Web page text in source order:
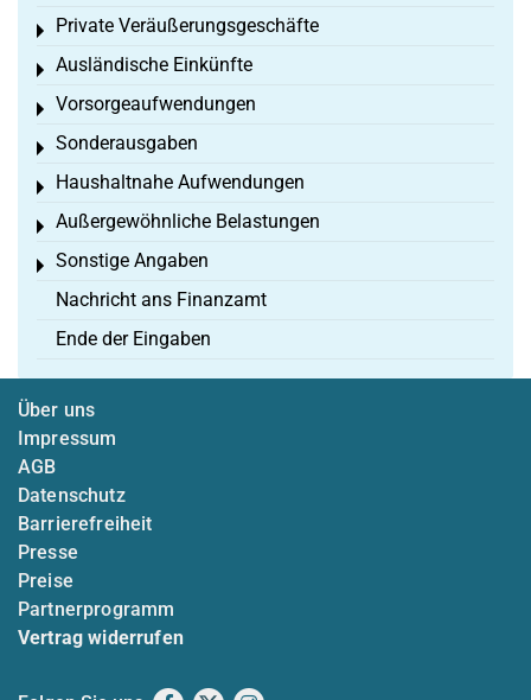
Private Veräußerungsgeschäfte
Toggle menu
Ausländische Einkünfte
Toggle menu
Vorsorgeaufwendungen
Toggle menu
Sonderausgaben
Toggle menu
Haushaltnahe Aufwendungen
Toggle menu
Außergewöhnliche Belastungen
Toggle menu
Sonstige Angaben
Toggle menu
Nachricht ans Finanzamt
Ende der Eingaben
Über uns
Impressum
AGB
Datenschutz
Barrierefreiheit
Presse
Preise
Partnerprogramm
Vertrag widerrufen